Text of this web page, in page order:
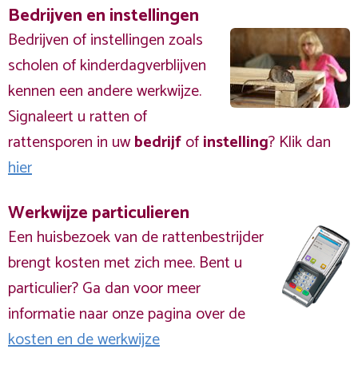
Bedrijven en instellingen
Bedrijven of instellingen zoals
scholen of kinderdagverblijven
kennen een andere werkwijze.
Signaleert u ratten of
rattensporen in uwbedrijfofinstelling? Klik dan
hier
Werkwijze particulieren
Een huisbezoek van de rattenbestrijder
brengt kosten met zich mee. Bent u
particulier? Ga dan voor meer
informatie naar onze pagina over de
kosten en de werkwijze